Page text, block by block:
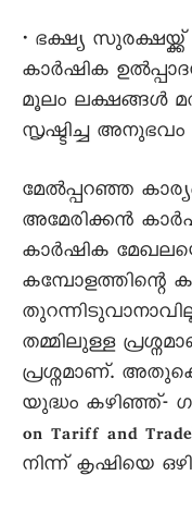
• ഭക്ഷ്യ
കാർഷിക
മൂലം ലക്ഷങ്ങൾ
സൃഷ്ടിച്ച അനുഭവം
മേൽപ്പറഞ്ഞ
അമേരിക്കൻ
കാർഷിക
കമ്പോളത്തിന്റെ
തമ്മിലുള്ള
പ്രശ്നമാണ്.
യുദ്ധം കഴിഞ്ഞ്-
on Tariff and
നിന്ന് കൃഷിയെ